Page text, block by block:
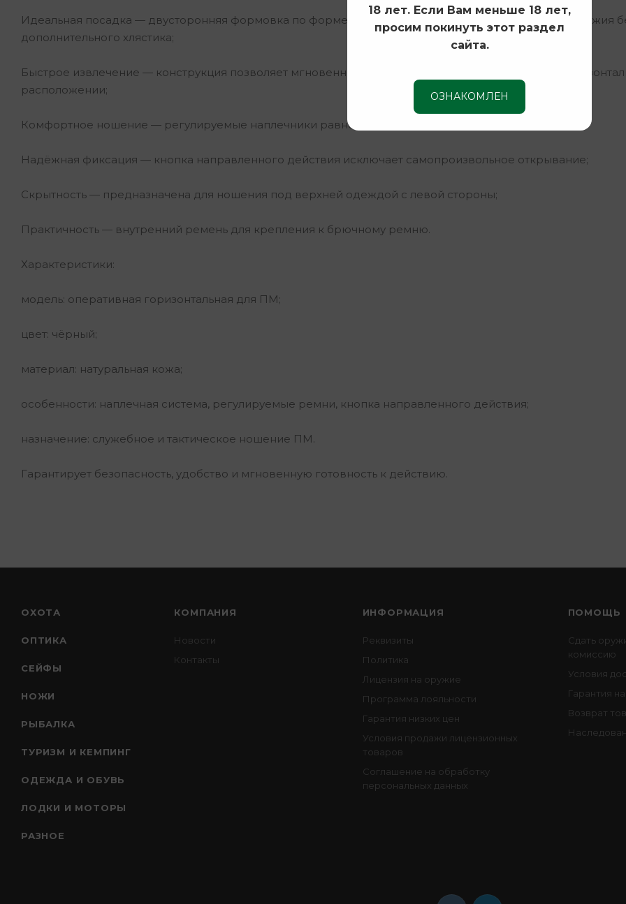
Идеальная посадка — двусторонняя формовка по форме ПМ обеспечивает плотное удержание оружия
дополнительного хлястика;
Быстрое извлечение — конструкция позволяет мгновенно достать пистолет правой рукой при
расположении;
Комфортное ношение — регулируемые наплечники равномерно распределяют нагрузку на плечи;
Надёжная фиксация — кнопка направленного действия исключает самопроизвольное открывание;
Скрытность — предназначена для ношения под верхней одеждой с левой стороны;
Практичность — внутренний ремень для крепления к брючному ремню.
Характеристики:
модель: оперативная горизонтальная для ПМ;
цвет: чёрный;
материал: натуральная кожа;
особенности: наплечная система, регулируемые ремни, кнопка направленного действия;
назначение: служебное и тактическое ношение ПМ.
Гарантирует безопасность, удобство и мгновенную готовность к действию.
ОХОТА
ОПТИКА
СЕЙФЫ
НОЖИ
РЫБАЛКА
ТУРИЗМ И КЕМПИНГ
ОДЕЖДА И ОБУВЬ
ЛОДКИ И МОТОРЫ
РАЗНОЕ
КОМПАНИЯ
Новости
Контакты
ИНФОРМАЦИЯ
Реквизиты
Политика
Лицензия на оружие
Программа лояльности
Гарантия низких цен
Условия продажи лицензионных
товаров
Соглашение на обработку
персональных данных
ПОМОЩЬ
Сдать
комиссию
Условия
Гарантия
Возврат
18 лет. Если Вам меньше 18 лет,
просим покинуть этот раздел
сайта.
ОЗНАКОМЛЕН